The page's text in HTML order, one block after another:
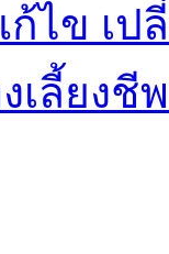
ก้ไข เ
เลี้ยงชีพ